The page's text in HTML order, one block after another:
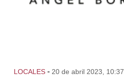
LOCALES - 20 de abril 2023, 10:37